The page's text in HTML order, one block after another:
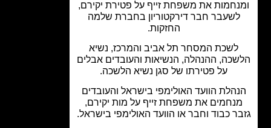
את משפחת זייף על פטירת יקירם,
לשעבר חבר דירקטוריון בחברת שלמה
החזקות.
לשכת המסחר תל אביב והמרכז, נשיא
ההנהלה, הנשיאות והעובדים אבלים
על פטירתו של סגן נשיא הלשכה.
הוועד האולימפי בישראל והעובדים
את משפחת זייף על מות יקירם,
כבוד וחבר או הוועד האולימפי בישראל.